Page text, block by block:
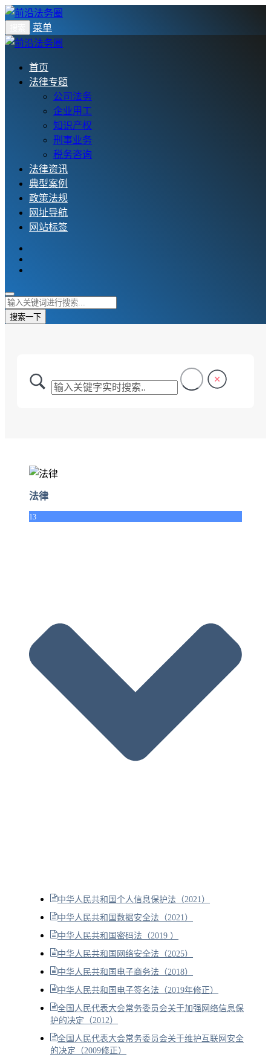
菜单
首页
法律专题
公司法务
企业用工
知识产权
刑事业务
税务咨询
法律资讯
典型案例
政策法规
网址导航
网站标签
搜索一下
法律
13
中华人民共和国个人信息保护法（2021）
中华人民共和国数据安全法（2021）
中华人民共和国密码法（2019 ）
中华人民共和国网络安全法（2025）
中华人民共和国电子商务法（2018）
中华人民共和国电子签名法（2019年修正）
全国人民代表大会常务委员会关于加强网络信息保
护的决定（2012）
全国人民代表大会常务委员会关于维护互联网安全
的决定（2009修正）